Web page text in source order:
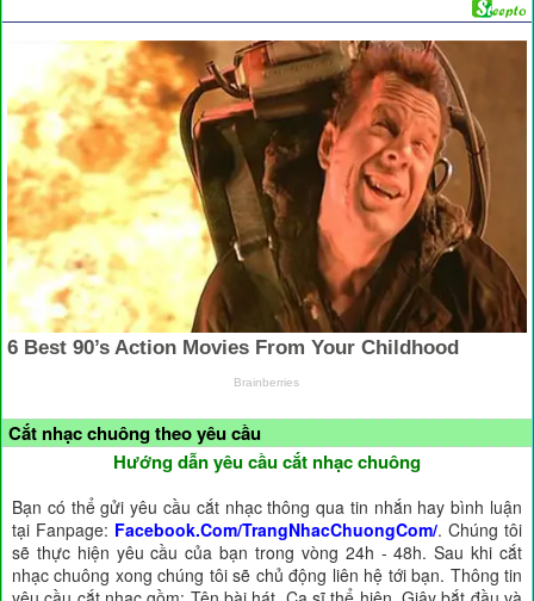
Cắt nhạc chuông theo yêu cầu
Hướng dẫn yêu cầu cắt nhạc chuông
Bạn có thể gửi yêu cầu cắt nhạc thông qua tin nhắn hay bình luận
tại Fanpage: Facebook.Com/TrangNhacChuongCom/. Chúng tôi
sẽ thực hiện yêu cầu của bạn trong vòng 24h - 48h. Sau khi cắt
nhạc chuông xong chúng tôi sẽ chủ động liên hệ tới bạn. Thông tin